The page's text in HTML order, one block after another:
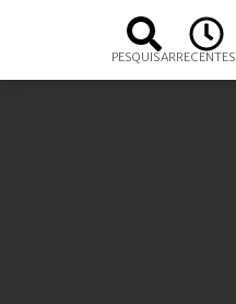
PESQUISARRECENTES